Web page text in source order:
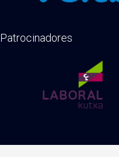
Patrocinadores